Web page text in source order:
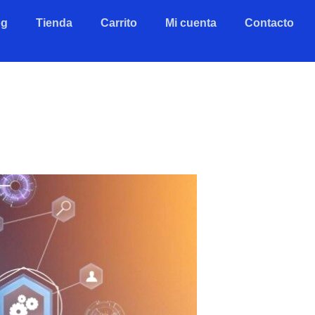
Tienda Carrito Mi cuenta Contacto